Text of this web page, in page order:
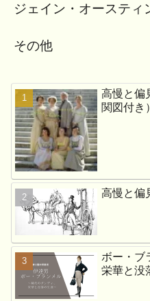
ジェイン・オースティ
その他
高慢と偏
関図付き）
高慢と
ボー・ブ
栄華と没